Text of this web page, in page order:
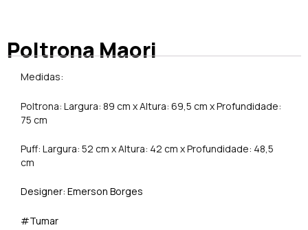
Poltrona Maori
Medidas:
Poltrona: Largura: 89 cm x Altura: 69,5 cm x Profundidade:
75 cm
Puff: Largura: 52 cm x Altura: 42 cm x Profundidade: 48,5
cm
Designer: Emerson Borges
#Tumar